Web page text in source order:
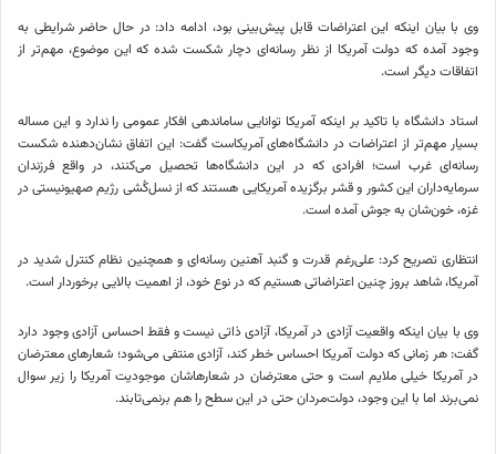
وی با بیان اینکه این اعتراضات قابل پیش‌بینی بود، ادامه داد: در حال حاضر شرایطی به
وجود آمده که دولت آمریکا از نظر رسانه‌ای دچار شکست شده که این موضوع، مهم‌تر از
اتفاقات دیگر است.
استاد دانشگاه با تاکید بر اینکه آمریکا توانایی ساماندهی افکار عمومی را ندارد و این مساله
بسیار مهم‌تر از اعتراضات در دانشگاه‌های آمریکاست گفت: این اتفاق نشان‌دهنده شکست
رسانه‌ای غرب است؛ افرادی که در این دانشگاه‌ها تحصیل می‌کنند، در واقع فرزندان
سرمایه‌داران این کشور و قشر برگزیده آمریکایی هستند که از نسل‌کُشی رژیم صهیونیستی در
غزه، خون‌شان به جوش آمده است.
انتظاری تصریح کرد: علی‌رغم قدرت و گنبد آهنین رسانه‌ای و همچنین نظام کنترل شدید در
آمریکا، شاهد بروز چنین اعتراضاتی هستیم که در نوع خود، از اهمیت بالایی برخوردار است.
وی با بیان اینکه واقعیت آزادی در آمریکا، آزادی ذاتی نیست و فقط احساس آزادی وجود دارد
گفت: هر زمانی که دولت آمریکا احساس خطر کند، آزادی منتفی می‌شود؛ شعارهای معترضان
در آمریکا خیلی ملایم است و حتی معترضان درشعارهاشان موجودیت آمریکا را زیر سوال
نمی‌برند اما با این وجود، دولت‌مردان حتی در این سطح را هم برنمی‌تابند.